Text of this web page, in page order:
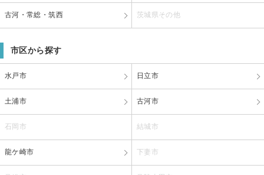
古河・常総・筑西 茨城県その他
市区から探す
水戸市 日立市
土浦市 古河市
石岡市 結城市
龍ケ崎市 下妻市